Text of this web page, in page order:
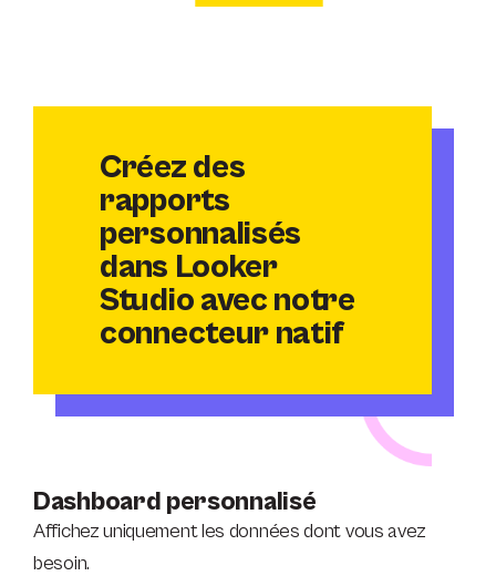
Créez des
rapports
personnalisés
dans Looker
Studio avec notre
connecteur natif
Dashboard personnalisé
Affichez uniquement les données dont vous avez
besoin.